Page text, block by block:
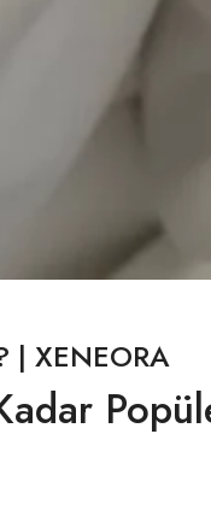
| XENEORA